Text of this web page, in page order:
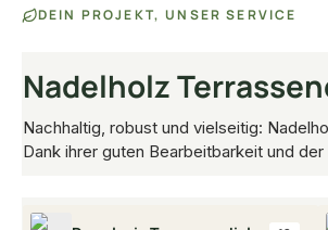
DEIN PROJEKT, UNSER SERVICE
Nadelholz
Nachhaltig, robust und vielseitig:
Dank ihrer guten Bearbeitbarkeit und